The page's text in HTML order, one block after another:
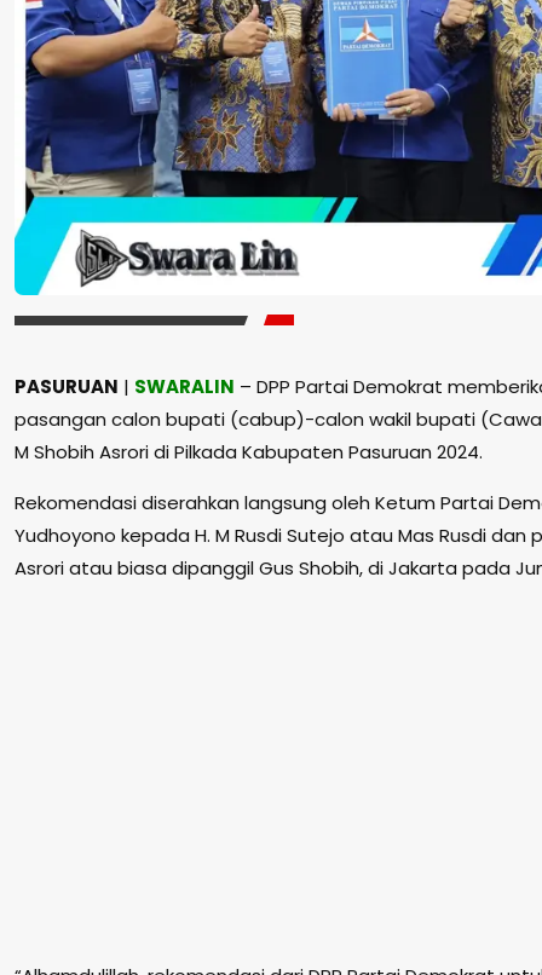
PASURUAN | SWARALIN – DPP Partai Demokrat
pasangan calon bupati (cabup)-calon wakil bupati
M Shobih Asrori di Pilkada Kabupaten Pasuruan 2024.
Rekomendasi diserahkan langsung oleh Ketum Partai
Yudhoyono kepada H. M Rusdi Sutejo atau Mas Rusdi dan
Asrori atau biasa dipanggil Gus Shobih, di Jakarta pada